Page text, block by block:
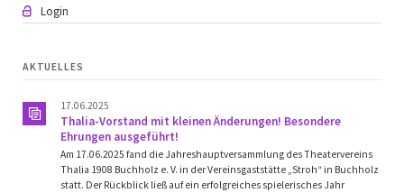
Login
AKTUELLES
17.06.2025
Thalia-Vorstand mit kleinen Änderungen! Besondere
Ehrungen ausgeführt!
Am 17.06.2025 fand die Jahreshauptversammlung des Theatervereins
Thalia 1908 Buchholz e. V. in der Vereinsgaststätte „Stroh“ in Buchholz
statt. Der Rückblick ließ auf ein erfolgreiches spielerisches Jahr